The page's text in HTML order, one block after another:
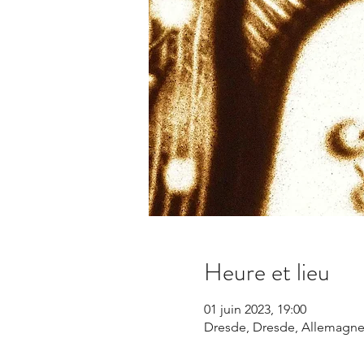
Heure et lieu
01 juin 2023, 19:00
Dresde, Dresde, Allemagne